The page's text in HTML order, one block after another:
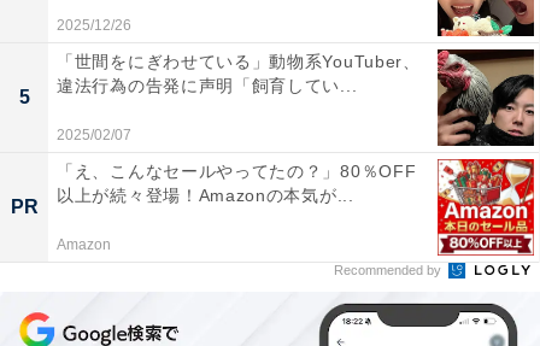
2025/12/26
5
「世間をにぎわせている」動物系YouTuber、
違法行為の告発に声明「飼育してい...
2025/02/07
PR
「え、こんなセールやってたの？」80％OFF
以上が続々登場！Amazonの本気が...
Amazon
Recommended by